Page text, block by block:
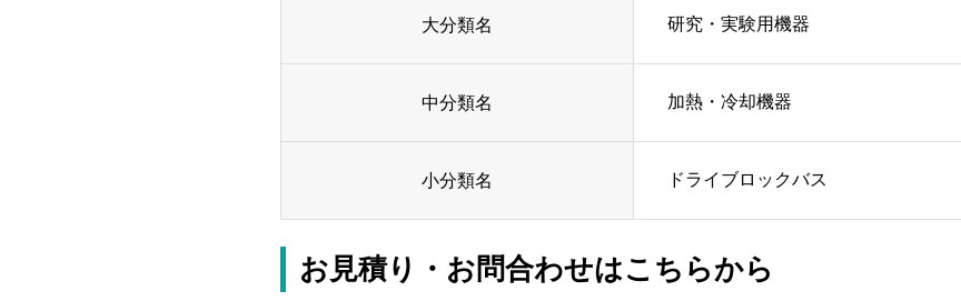
大分類名 研究・実験用機器
中分類名 加熱・冷却機器
小分類名 ドライブロックバス
お見積り・お問合わせはこちらから